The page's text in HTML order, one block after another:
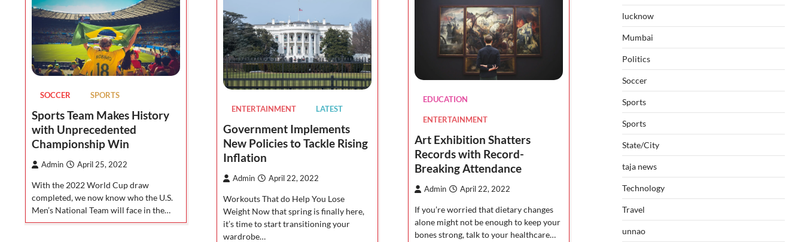
SOCCER SPORTS
Sports Team Makes History
with Unprecedented
Championship Win
Admin April 25, 2022
With the 2022 World Cup draw
completed, we now know who the U.S.
Men’s National Team will face in the…
ENTERTAINMENT LATEST
Government Implements
New Policies to Tackle Rising
Inflation
Admin April 22, 2022
Workouts That do Help You Lose
Weight Now that spring is finally here,
it’s time to start transitioning your
wardrobe…
EDUCATION
ENTERTAINMENT
Art Exhibition Shatters
Records with Record-
Breaking Attendance
Admin April 22, 2022
If you’re worried that dietary changes
alone might not be enough to keep your
bones strong, talk to your healthcare…
lucknow
Mumbai
Politics
Soccer
Sports
Sports
State/City
taja news
Technology
Travel
unnao